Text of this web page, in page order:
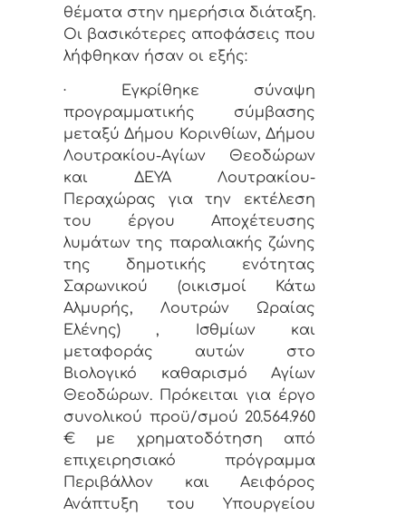
θέματα στην ημερήσια διάταξη.
Οι βασικότερες αποφάσεις που
λήφθηκαν ήσαν οι εξής:
· Εγκρίθηκε σύναψη
προγραμματικής σύμβασης
μεταξύ Δήμου Κορινθίων, Δήμου
Λουτρακίου-Αγίων Θεοδώρων
και ΔΕΥΑ Λουτρακίου-
Περαχώρας για την εκτέλεση
του έργου Αποχέτευσης
λυμάτων της παραλιακής ζώνης
της δημοτικής ενότητας
Σαρωνικού (οικισμοί Κάτω
Αλμυρής, Λουτρών Ωραίας
Ελένης) , Ισθμίων και
μεταφοράς αυτών στο
Βιολογικό καθαρισμό Αγίων
Θεοδώρων. Πρόκειται για έργο
συνολικού προϋ/σμού 20.564.960
€ με χρηματοδότηση από
επιχειρησιακό πρόγραμμα
Περιβάλλον και Αειφόρος
Ανάπτυξη του Υπουργείου